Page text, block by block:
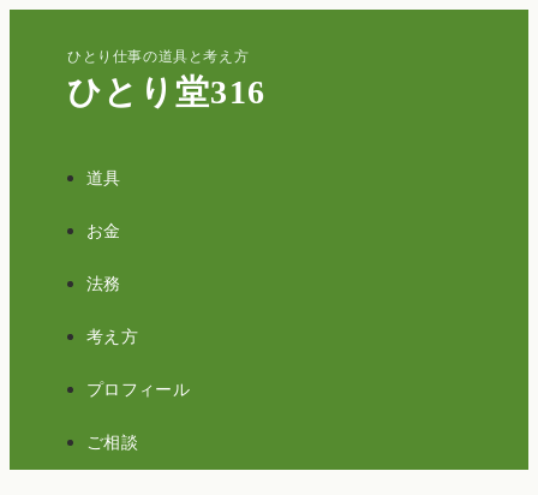
ひとり仕事の道具と考え方
ひとり堂316
道具
お金
法務
考え方
プロフィール
ご相談